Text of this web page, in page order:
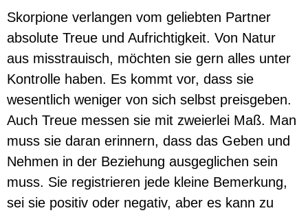
Skorpione verlangen vom geliebten Partner
absolute Treue und Aufrichtigkeit. Von Natur
aus misstrauisch, möchten sie gern alles unter
Kontrolle haben. Es kommt vor, dass sie
wesentlich weniger von sich selbst preisgeben.
Auch Treue messen sie mit zweierlei Maß. Man
muss sie daran erinnern, dass das Geben und
Nehmen in der Beziehung ausgeglichen sein
muss. Sie registrieren jede kleine Bemerkung,
sei sie positiv oder negativ, aber es kann zu